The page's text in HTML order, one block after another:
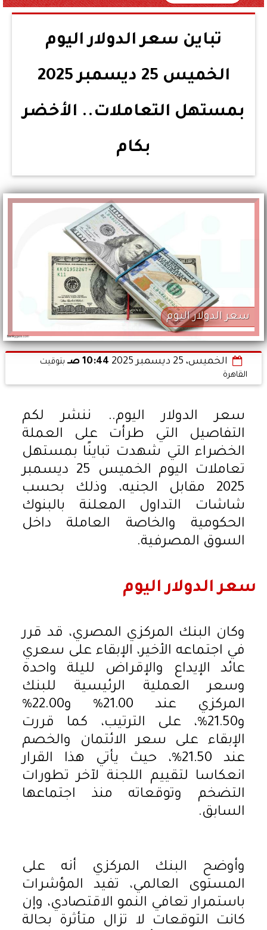
تباين سعر الدولار اليوم
الخميس 25 ديسمبر 2025
بمستهل التعاملات.. الأخضر
بكام
سعر الدولار اليوم
الخميس، 25 ديسمبر 2025 10:44 صـ
بتوقيت
القاهرة
سعر الدولار اليوم.. ننشر لكم
التفاصيل التي طرأت على العملة
الخضراء التي شهدت تباينًا بمستهل
تعاملات اليوم الخميس 25 ديسمبر
2025 مقابل الجنيه، وذلك بحسب
شاشات التداول المعلنة بالبنوك
الحكومية والخاصة العاملة داخل
السوق المصرفية.
سعر الدولار اليوم
وكان البنك المركزي المصري، قد قرر
في اجتماعه الأخير، الإبقاء على سعري
عائد الإيداع والإقراض لليلة واحدة
وسعر العملية الرئيسية للبنك
المركزي عند 21.00% و22.00%
و21.50%، على الترتيب، كما قررت
الإبقاء على سعر الائتمان والخصم
عند 21.50%، حيث يأتي هذا القرار
انعكاسا لتقييم اللجنة لآخر تطورات
التضخم وتوقعاته منذ اجتماعها
السابق.
وأوضح البنك المركزي أنه على
المستوى العالمي، تفيد المؤشرات
باستمرار تعافي النمو الاقتصادي، وإن
كانت التوقعات لا تزال متأثرة بحالة